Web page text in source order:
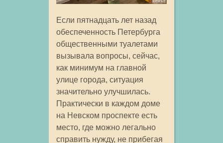
Если пятнадцать лет назад
обеспеченность Петербурга
общественными туалетами
вызывала вопросы, сейчас,
как минимум на главной
улице города, ситуация
значительно улучшилась.
Практически в каждом доме
на Невском проспекте есть
место, где можно легально
справить нужду, не прибегая